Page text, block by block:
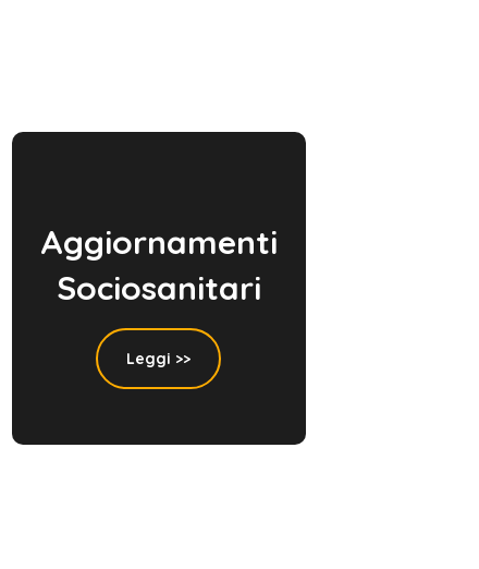
Aggiornamenti
Sociosanitari
Leggi >>